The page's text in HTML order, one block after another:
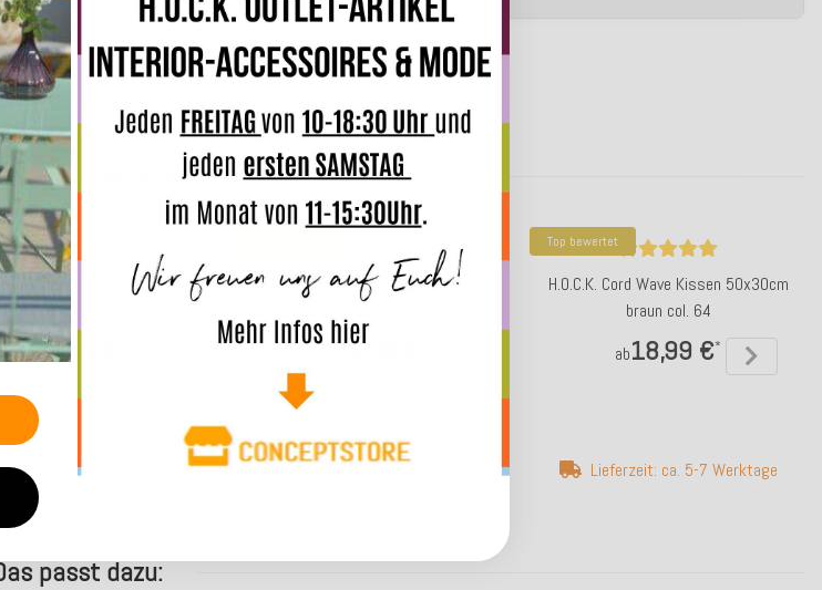
aus der Serie Cord Wave
Cord Wave Matratzenkissen
beige col. 34
33,99 €
Lieferzeit: ca. 5-7 Werktage
H.O.C.K. Cord Wave Kissen 50x30cm
18,99 €
Lieferzeit: ca. 5-7 Werktage
Top bewertet
H.O.C.K. Cord Wave Kissen 50x30cm
braun col. 64
ab18,99 €*
Lieferzeit: ca. 5-7 Werktage
passt dazu: